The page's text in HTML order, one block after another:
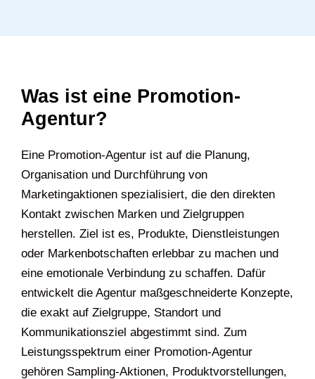
Was ist eine Promotion-
Agentur?
Eine Promotion-Agentur ist auf die Planung,
Organisation und Durchführung von
Marketingaktionen spezialisiert, die den direkten
Kontakt zwischen Marken und Zielgruppen
herstellen. Ziel ist es, Produkte, Dienstleistungen
oder Markenbotschaften erlebbar zu machen und
eine emotionale Verbindung zu schaffen. Dafür
entwickelt die Agentur maßgeschneiderte Konzepte,
die exakt auf Zielgruppe, Standort und
Kommunikationsziel abgestimmt sind. Zum
Leistungsspektrum einer Promotion-Agentur
gehören Sampling-Aktionen, Produktvorstellungen,